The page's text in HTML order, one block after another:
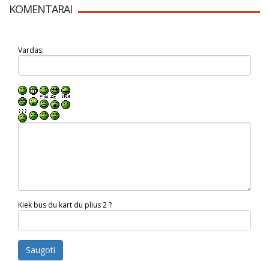
KOMENTARAI
Vardas:
Kiek bus du kart du plius 2 ?
Saugoti